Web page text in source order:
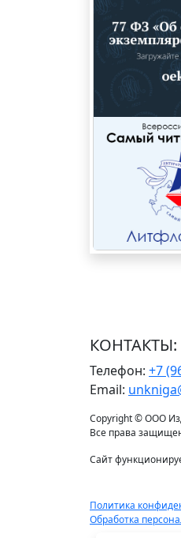
КОНТАКТЫ:
Телефон: +7
Email:
Copyright © ООО
Все права
Сайт
Политика
Обработка